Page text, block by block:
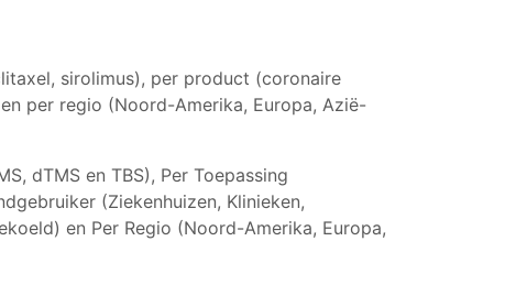
sirolimus), per product (coronaire
per regio (Noord-Amerika, Europa, Azië-
dTMS en TBS), Per Toepassing
(Ziekenhuizen, Klinieken,
en Per Regio (Noord-Amerika, Europa,